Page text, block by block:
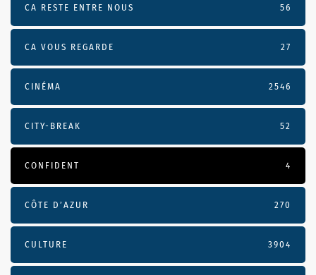
CA RESTE ENTRE NOUS 56
CA VOUS REGARDE 27
CINÉMA 2546
CITY-BREAK 52
CONFIDENT 4
CÔTE D’AZUR 270
CULTURE 3904